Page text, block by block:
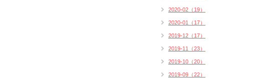
2020-02（19）
2020-01（17）
2019-12（17）
2019-11（23）
2019-10（20）
2019-09（22）